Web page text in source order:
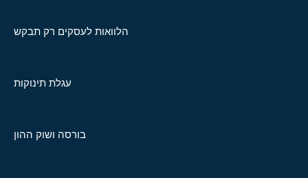
הלוואות לעסקים רק תבקש
עגלת תינוקות
בורסה ושוק ההון